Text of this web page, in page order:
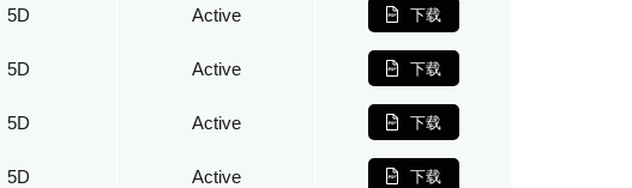
5D Active 下载
5D Active 下载
5D Active 下载
5D Active 下载